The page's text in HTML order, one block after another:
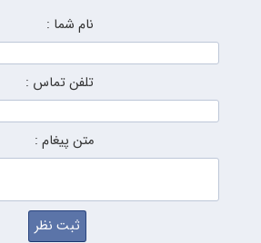
نام شما :
تلفن تماس :
متن پیغام :